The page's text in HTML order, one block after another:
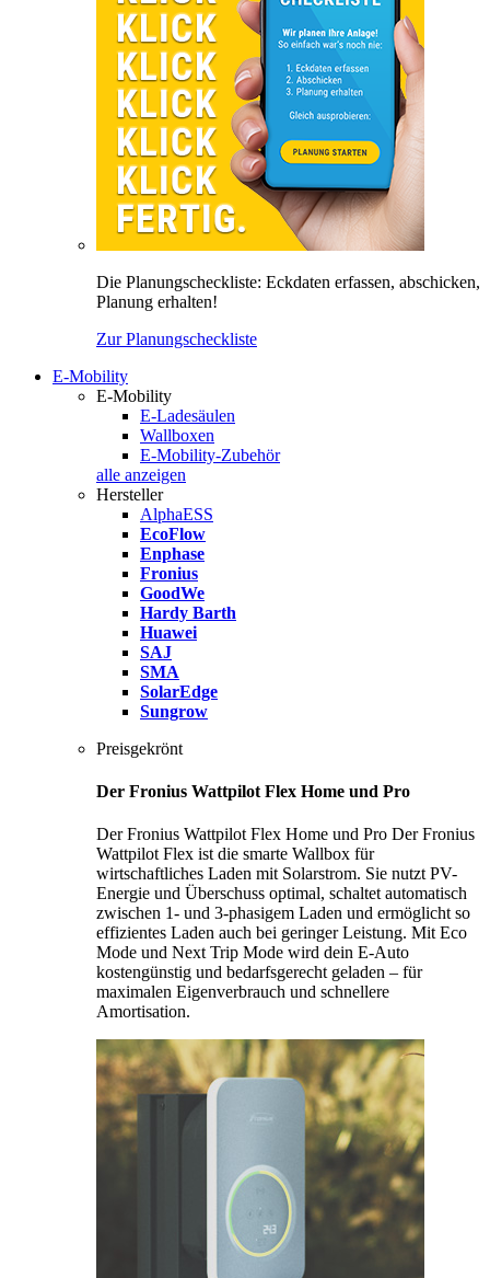
Die Planungscheckliste: Eckdaten erfassen, abschicken,
Planung erhalten!
Zur Planungscheckliste
E-Mobility
E-Mobility
E-Ladesäulen
Wallboxen
E-Mobility-Zubehör
alle anzeigen
Hersteller
AlphaESS
EcoFlow
Enphase
Fronius
GoodWe
Hardy Barth
Huawei
SAJ
SMA
SolarEdge
Sungrow
Preisgekrönt
Der Fronius Wattpilot Flex Home und Pro
Der Fronius Wattpilot Flex Home und Pro Der Fronius
Wattpilot Flex ist die smarte Wallbox für
wirtschaftliches Laden mit Solarstrom. Sie nutzt PV-
Energie und Überschuss optimal, schaltet automatisch
zwischen 1- und 3-phasigem Laden und ermöglicht so
effizientes Laden auch bei geringer Leistung. Mit Eco
Mode und Next Trip Mode wird dein E-Auto
kostengünstig und bedarfsgerecht geladen – für
maximalen Eigenverbrauch und schnellere
Amortisation.